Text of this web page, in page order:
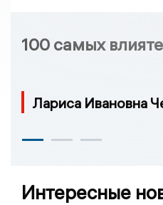
100 самых
Лариса Ивановна
Интересные